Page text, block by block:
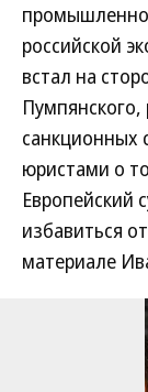
российской
встал на
санкционных
юристами о
Европейский
избавиться
материале